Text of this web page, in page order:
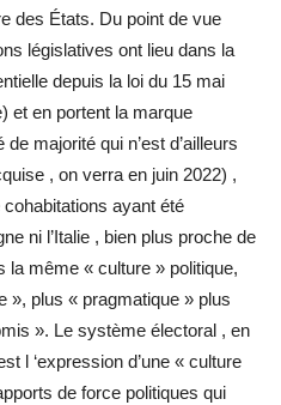
des États. Du point de vue
législatives ont lieu dans la
depuis la loi du 15 mai
et en portent la marque
majorité qui n’est d’ailleurs
, on verra en juin 2022) ,
ayant été
ni l’Italie , bien plus proche de
la même « culture » politique,
», plus « pragmatique » plus
». Le système électoral , en
l ‘expression d’une « culture
de force politiques qui